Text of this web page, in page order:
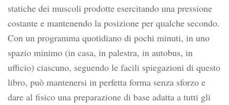
statiche dei muscoli prodotte esercitando una pressione
costante e mantenendo la posizione per qualche secondo.
Con un programma quotidiano di pochi minuti, in uno
spazio minimo (in casa, in palestra, in autobus, in
ufficio) ciascuno, seguendo le facili spiegazioni di questo
libro, può mantenersi in perfetta forma senza sforzo e
dare al fisico una preparazione di base adatta a tutti gli